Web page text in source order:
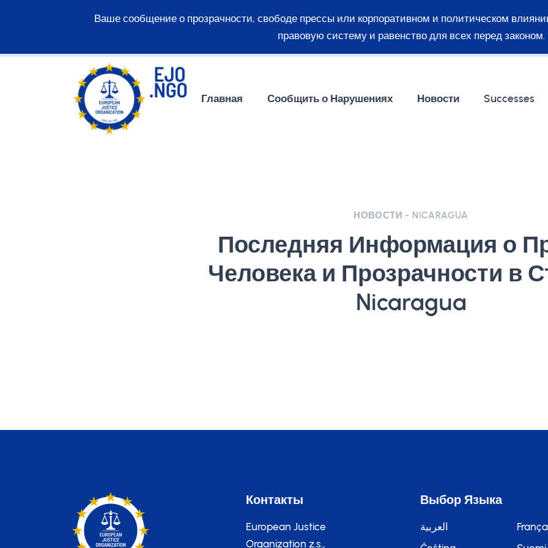
Ваше сообщение о прозрачности, свободе прессы или корпоративном и политическом
правовую систему и равенство для всех перед законом.
Главная Сообщить о Нарушениях Новости Successes
НОВОСТИ - NICARAGUA
Последняя Информация о
Человека и Прозрачности в
Nicaragua
Контакты
European Justice
Organization z.s.,
Выбор Языка
العربية